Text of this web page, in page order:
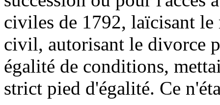
civiles de 1792, laïcisant
civil, autorisant le divorce
égalité de conditions,
strict pied d'égalité. Ce